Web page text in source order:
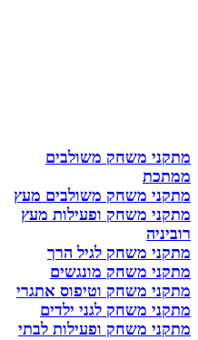
מתקני משחק משולבים
ממתכת
מתקני משחק משולבים מעץ
מתקני משחק ופעילות מעץ
רוביניה
מתקני משחק לגיל הרך
מתקני משחק מונגשים
מתקני משחק וטיפוס אתגרי
מתקני משחק לגני ילדים
מתקני משחק ופעילות לבתי